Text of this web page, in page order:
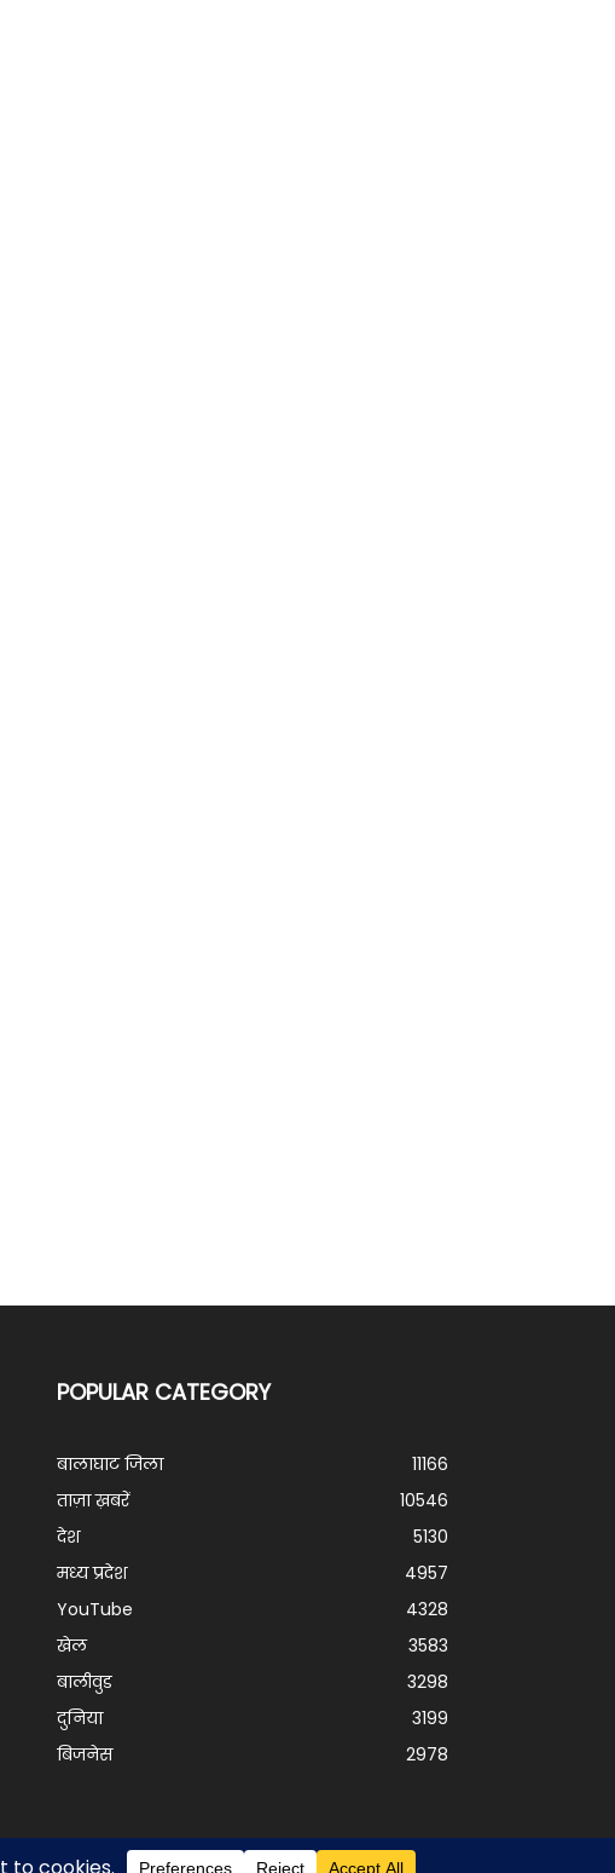
POPULAR CATEGORY
बालाघाट जिला
11166
ताज़ा ख़बरें
10546
देश
5130
मध्य प्रदेश
4957
YouTube
4328
खेल
3583
बालीवुड
3298
दुनिया
3199
बिजनेस
2978